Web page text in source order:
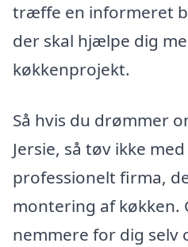
træffe en informeret
der skal hjælpe dig
køkkenprojekt.
Så hvis du drømmer
Jersie, så tøv ikke
professionelt firma,
montering af køkken.
nemmere for dig selv